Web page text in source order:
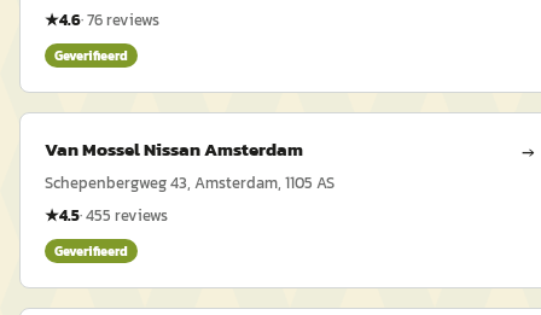
★4.6·76reviews
Geverifieerd
Van Mossel Nissan Amsterdam →
Schepenbergweg 43, Amsterdam, 1105 AS
★4.5·455 reviews
Geverifieerd